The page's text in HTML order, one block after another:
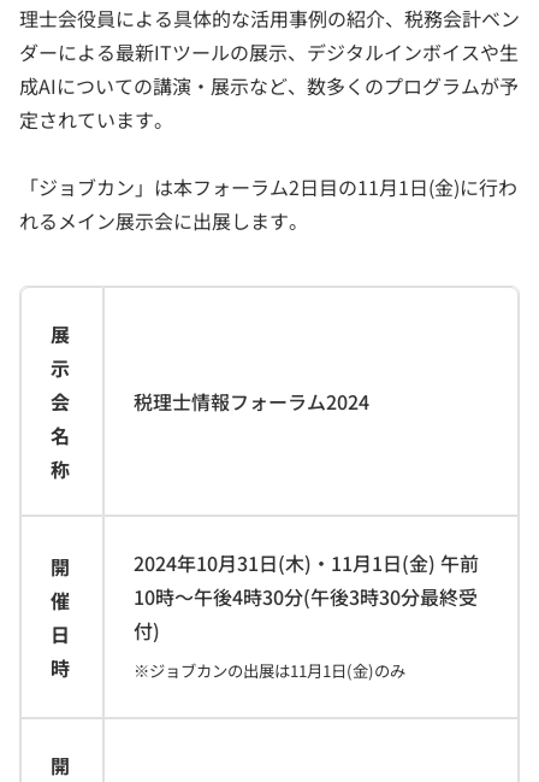
理士会役員による具体的な活用事例の紹介、税務会計ベン
ダーによる最新ITツールの展示、デジタルインボイスや生
成AIについての講演・展示など、数多くのプログラムが予
定されています。
「ジョブカン」は本フォーラム2日目の11月1日(金)に行わ
れるメイン展示会に出展します。
展
示
会
名
称
税理士情報フォーラム2024
開
催
日
時
2024年10月31日(木)・11月1日(金) 午前
10時～午後4時30分(午後3時30分最終受
付)
※ジョブカンの出展は11月1日(金)のみ
開